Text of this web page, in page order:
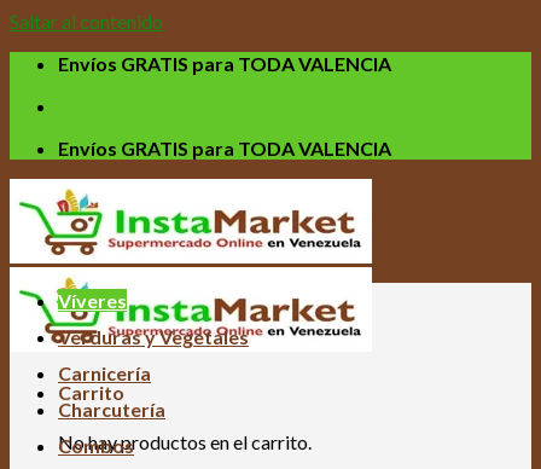
Saltar al contenido
Envíos GRATIS para TODA VALENCIA
Envíos GRATIS para TODA VALENCIA
Carrito
No hay productos en el carrito.
Víveres
Verduras y Vegetales
Carnicería
Charcutería
Combos